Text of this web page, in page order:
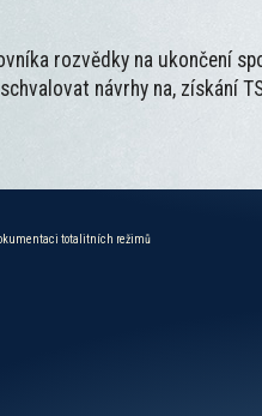
rozvědky na ukončení
návrhy na, získání
totalitních režimů